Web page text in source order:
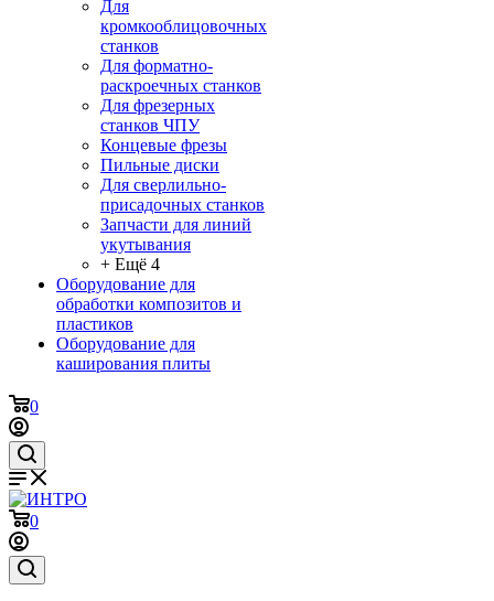
Для
кромкооблицовочных
станков
Для форматно-
раскроечных станков
Для фрезерных
станков ЧПУ
Концевые фрезы
Пильные диски
Для сверлильно-
присадочных станков
Запчасти для линий
укутывания
+ Ещё 4
Оборудование для
обработки композитов и
пластиков
Оборудование для
каширования плиты
0
0